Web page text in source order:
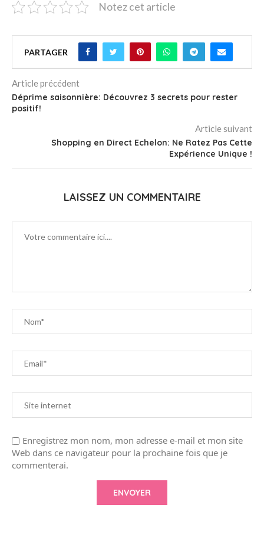
Notez cet article
PARTAGER
Article précédent
Déprime saisonnière: Découvrez 3 secrets pour rester
positif!
Article suivant
Shopping en Direct Echelon: Ne Ratez Pas Cette
Expérience Unique !
LAISSEZ UN COMMENTAIRE
Enregistrez mon nom, mon adresse e-mail et mon site
Web dans ce navigateur pour la prochaine fois que je
commenterai.